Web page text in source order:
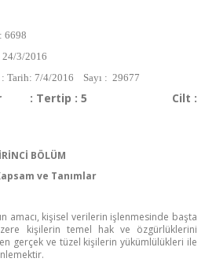
2016
: Tarih: 7/4/2016 Sayı : 29677
Düstur : Tertip : 5 Cilt :
BÖLÜM
ve Tanımlar
amacı, kişisel verilerin işlenmesinde başta
kişilerin temel hak ve özgürlüklerini
gerçek ve tüzel kişilerin yükümlülükleri ile